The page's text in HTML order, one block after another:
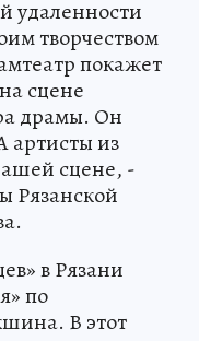
удаленности
творчеством
покажет
сцене
драмы. Он
артисты из
сцене, -
Рязанской
в Рязани
по
В этот